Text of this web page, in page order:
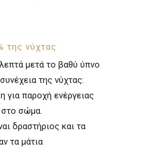
της νύχτας
μετά το βαθύ ύπνο
της νύχτας:
για παροχή ενέργειας
στο σώμα.
δραστήριος και τα
τα μάτια